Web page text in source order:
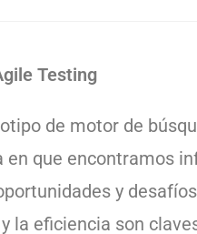
Testing
de motor de
que encontramos
y
la eficiencia son